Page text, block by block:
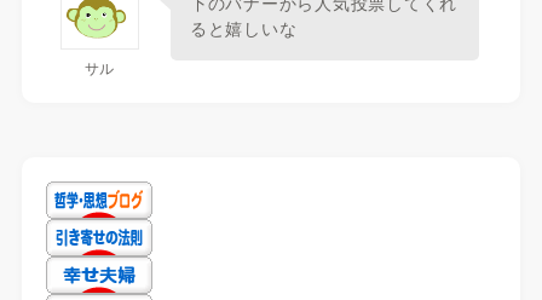
サル
ると嬉しいな